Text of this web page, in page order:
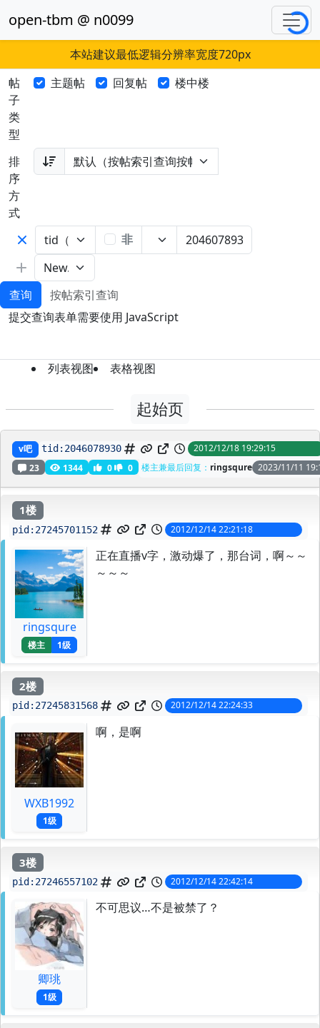
open-tbm @ n0099
本站建议最低逻辑分辨率宽度720px
帖
子
类
型
主题帖 回复帖 楼中楼
排
序
方
式
非
查询
按帖索引查询
提交查询表单需要使用 JavaScript
列表视图 表格视图
起始页
v吧 我擦，央视真的在放
tid: 2046078930
2012/12/18 19:29:15
23
1344 0 0 楼主兼最后回复： ringsqure 2023/11/11
1楼
pid: 27245701152 2012/12/14 22:21:18
ringsqure
楼主 1级
正在直播v字，激动爆了，那台词，啊～～
～～～
2楼
pid: 27245831568 2012/12/14 22:24:33
WXB1992
1级
啊，是啊
3楼
pid: 27246557102 2012/12/14 22:42:14
卿珧
1级
不可思议…不是被禁了？